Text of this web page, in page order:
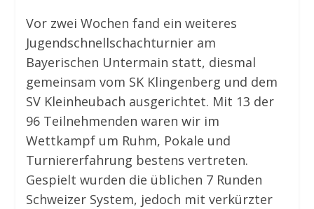
Vor zwei Wochen fand ein weiteres
Jugendschnellschachturnier am
Bayerischen Untermain statt, diesmal
gemeinsam vom SK Klingenberg und dem
SV Kleinheubach ausgerichtet. Mit 13 der
96 Teilnehmenden waren wir im
Wettkampf um Ruhm, Pokale und
Turniererfahrung bestens vertreten.
Gespielt wurden die üblichen 7 Runden
Schweizer System, jedoch mit verkürzter